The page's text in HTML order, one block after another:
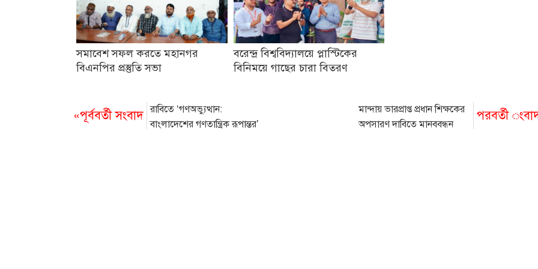
সমাবেশ সফল করতে মহানগর
বিএনপির প্রস্তুতি সভা
বরেন্দ্র বিশ্ববিদ্যালয়ে প্লাস্টিকের
বিনিময়ে গাছের চারা বিতরণ
«পূর্ববর্তী সংবাদ রাবিতে ‘গণঅভ্যুত্থান:
বাংলাদেশের গণতান্ত্রিক রূপান্তর’
পরবর্তী
মান্দায় ভারপ্রাপ্ত প্রধান শিক্ষকের
অপসারণ দাবিতে মানববন্ধন